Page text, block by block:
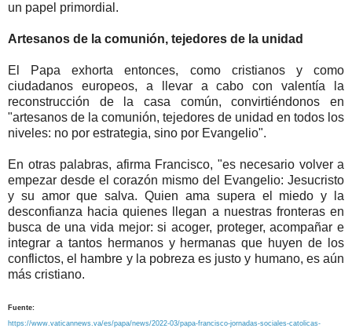
un papel primordial.
Artesanos de la comunión, tejedores de la unidad
El Papa exhorta entonces, como cristianos y como
ciudadanos europeos, a llevar a cabo con valentía la
reconstrucción de la casa común, convirtiéndonos en
"artesanos de la comunión, tejedores de unidad en todos los
niveles: no por estrategia, sino por Evangelio".
En otras palabras, afirma Francisco, "es necesario volver a
empezar desde el corazón mismo del Evangelio: Jesucristo
y su amor que salva. Quien ama supera el miedo y la
desconfianza hacia quienes llegan a nuestras fronteras en
busca de una vida mejor: si acoger, proteger, acompañar e
integrar a tantos hermanos y hermanas que huyen de los
conflictos, el hambre y la pobreza es justo y humano, es aún
más cristiano.
Fuente:
https://www.vaticannews.va/es/papa/news/2022-03/papa-francisco-jornadas-sociales-catolicas-